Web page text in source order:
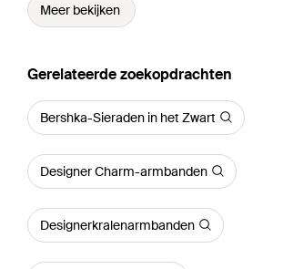
Meer bekijken
Gerelateerde zoekopdrachten
Bershka-Sieraden in het Zwart
Designer Charm-armbanden
Designerkralenarmbanden